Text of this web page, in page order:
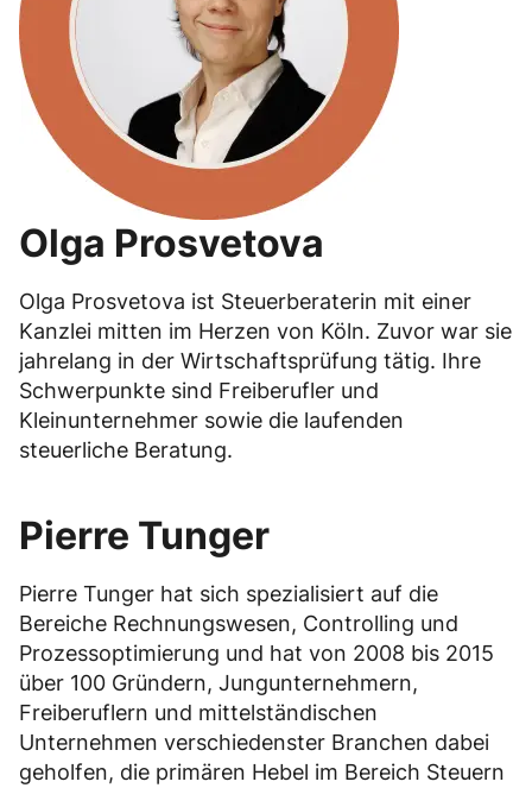
Olga Prosvetova
Olga Prosvetova ist Steuerberaterin mit einer
Kanzlei mitten im Herzen von Köln. Zuvor war sie
jahrelang in der Wirtschaftsprüfung tätig. Ihre
Schwerpunkte sind Freiberufler und
Kleinunternehmer sowie die laufenden
steuerliche Beratung.
Pierre Tunger
Pierre Tunger hat sich spezialisiert auf die
Bereiche Rechnungswesen, Controlling und
Prozessoptimierung und hat von 2008 bis 2015
über 100 Gründern, Jungunternehmern,
Freiberuflern und mittelständischen
Unternehmen verschiedenster Branchen dabei
geholfen, die primären Hebel im Bereich Steuern